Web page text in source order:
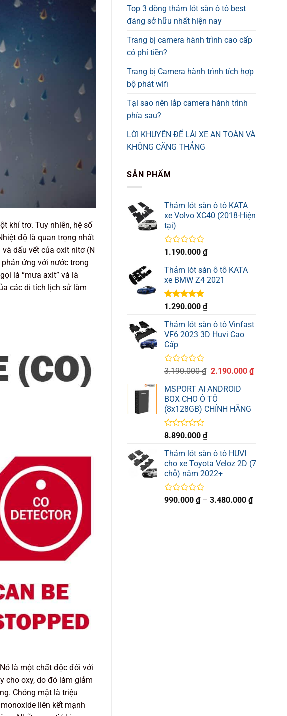
khí trơ. Tuy nhiên, hệ số
độ là quan trọng nhất
dấu vết của oxit nitơ (N
ứng với nước trong
là “mưa axit” và là
các di tích lịch sử làm
là một chất độc đối với
cho oxy, do đó làm giảm
Chóng mặt là triệu
liên kết mạnh
Top 3 dòng thảm lót sàn ô tô best
đáng sở hữu nhất hiện nay
Trang bị camera hành trình cao cấp
có phí tiền?
Trang bị Camera hành trình tích hợp
bộ phát wifi
Tại sao nên lắp camera hành trình
phía sau?
LỜI KHUYÊN ĐỂ LÁI XE AN TOÀN VÀ
KHÔNG CĂNG THẲNG
SẢN PHẨM
Thảm lót sàn ô tô KATA
xe Volvo XC40 (2018-Hiện
tại)
Được
hạng
0
5
sao
1.190.000 ₫
Thảm lót sàn ô tô KATA
xe BMW Z4 2021
Được xếp
5 sao
1.290.000 ₫
Thảm lót sàn ô tô Vinfast
VF6 2023 3D Huvi Cao
Cấp
Được
hạng
0
5
sao
3.190.000₫ Giá
là:
3.190.000 ₫.
2.190.000 ₫Giá
MSPORT AI ANDROID
BOX CHO Ô TÔ
(8x128GB) CHÍNH HÃNG
Được
hạng
0
5
sao
8.890.000 ₫
Thảm lót sàn ô tô HUVI
cho xe Toyota Veloz 2D (7
chỗ) năm 2022+
Được
990.000 ₫ – 3.480.000 ₫Khoảng